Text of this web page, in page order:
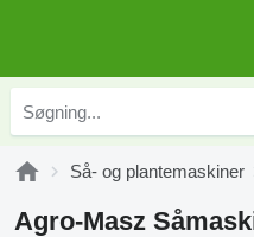
Så- og plantemaskiner
Agro-Masz